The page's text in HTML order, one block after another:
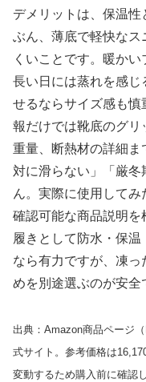
デメリットは、保温
ぶん、薄底で軽快なス
くいことです。暖か
長い日には蒸れを感
せるならサイズ感も
報だけでは靴底のグリ
重量、断熱材の詳細ま
対に滑らない」「厳
ん。実際に使用して
確認可能な商品説明を
履きとして防水・保
なら有力ですが、凍
めを別途選ぶのが安全
出典：Amazon商品ページ
式サイト。参考価格は
変動するため購入前に確認